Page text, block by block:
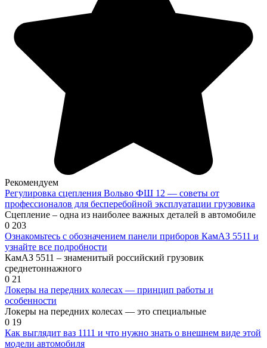
Рекомендуем
Регулировка сцепления Вольво ФШ 12 — советы от
профессионалов для бесперебойной эксплуатации грузовика
Сцепление – одна из наиболее важных деталей в автомобиле
0 203
Ознакомьтесь с обозначением панели приборов КамАЗ 5511 и
узнайте все подробности
КамАЗ 5511 – знаменитый российский грузовик
среднетоннажного
0 21
Локеры на передних колесах — принцип работы и
особенности
Локеры на передних колесах — это специальные
0 19
Как выглядит ваз 1111 и что нужно знать о внешнем виде этой
модели автомобиля